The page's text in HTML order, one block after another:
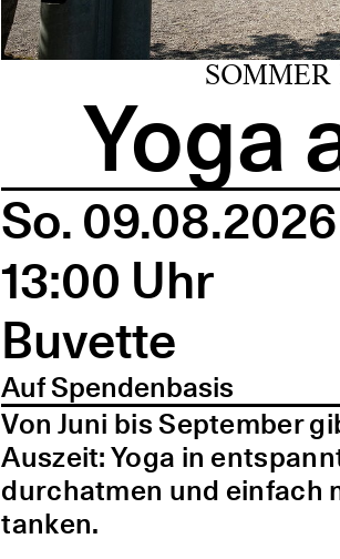
Yoga
So. 09.08.2026
13:00 Uhr
Buvette
Auf Spendenbasis
Von Juni bis September
Auszeit: Yoga in
durchatmen und einfach
tanken.